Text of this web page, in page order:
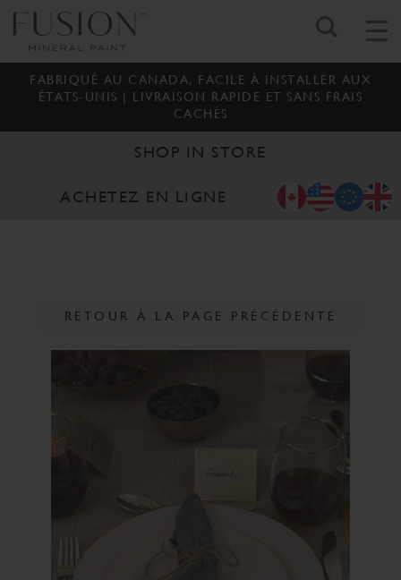
FABRIQUÉ AU CANADA, FACILE À INSTALLER AUX
ÉTATS-UNIS | LIVRAISON RAPIDE ET SANS FRAIS
CACHÉS
SHOP IN STORE
ACHETEZ EN LIGNE
RETOUR À LA PAGE PRÉCÉDENTE